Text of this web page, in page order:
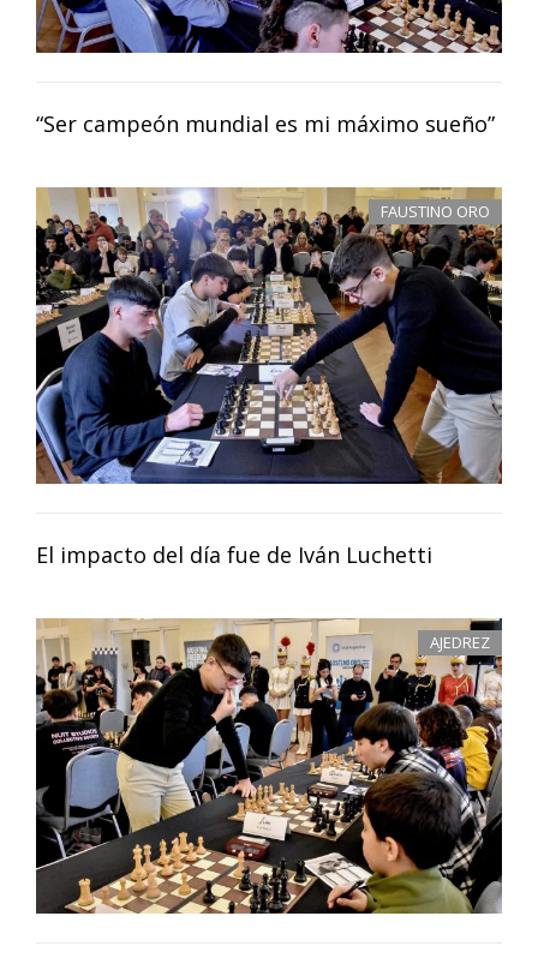
“Ser campeón mundial es mi máximo sueño”
FAUSTINO ORO
El impacto del día fue de Iván Luchetti
AJEDREZ